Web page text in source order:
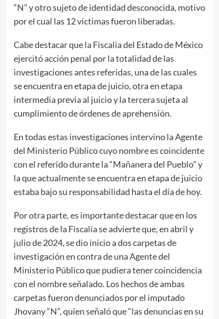
“N” y otro sujeto de identidad desconocida, motivo
por el cual las 12 víctimas fueron liberadas.
Cabe destacar que la Fiscalía del Estado de México
ejercitó acción penal por la totalidad de las
investigaciones antes referidas, una de las cuales
se encuentra en etapa de juicio, otra en etapa
intermedia previa al juicio y la tercera sujeta al
cumplimiento de órdenes de aprehensión.
En todas estas investigaciones intervino la Agente
del Ministerio Público cuyo nombre es coincidente
con el referido durante la “Mañanera del Pueblo” y
la que actualmente se encuentra en etapa de juicio
estaba bajo su responsabilidad hasta el día de hoy.
Por otra parte, es importante destacar que en los
registros de la Fiscalía se advierte que, en abril y
julio de 2024, se dio inicio a dos carpetas de
investigación en contra de una Agente del
Ministerio Público que pudiera tener coincidencia
con el nombre señalado. Los hechos de ambas
carpetas fueron denunciados por el imputado
Jhovany “N”, quien señaló que “las denuncias en su